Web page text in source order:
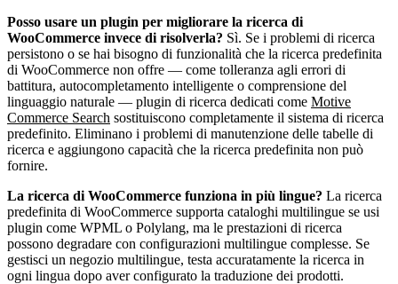
Posso usare un plugin per migliorare la ricerca di
WooCommerce invece di risolverla? Sì. Se i problemi di ricerca
persistono o se hai bisogno di funzionalità che la ricerca predefinita
di WooCommerce non offre — come tolleranza agli errori di
battitura, autocompletamento intelligente o comprensione del
linguaggio naturale — plugin di ricerca dedicati come Motive
Commerce Search sostituiscono completamente il sistema di ricerca
predefinito. Eliminano i problemi di manutenzione delle tabelle di
ricerca e aggiungono capacità che la ricerca predefinita non può
fornire.
La ricerca di WooCommerce funziona in più lingue? La ricerca
predefinita di WooCommerce supporta cataloghi multilingue se usi
plugin come WPML o Polylang, ma le prestazioni di ricerca
possono degradare con configurazioni multilingue complesse. Se
gestisci un negozio multilingue, testa accuratamente la ricerca in
ogni lingua dopo aver configurato la traduzione dei prodotti.